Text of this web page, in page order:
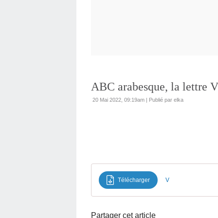
ABC arabesque, la lettre
20 Mai 2022, 09:19am | Publié par elka
Télécharger V
Partager cet article